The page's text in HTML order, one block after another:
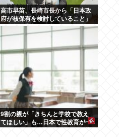
高市早苗、長崎市長から「日本政
府が核保有を検討していること」
を公然と批判され思いっきり睨み
つける
9割の親が「きちんと学校で教え
てほしい」も…日本で性教育が一